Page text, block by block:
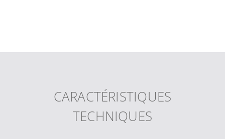
CARACTÉRISTIQUES
TECHNIQUES